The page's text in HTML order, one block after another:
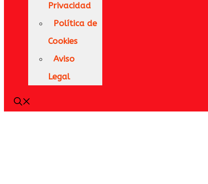
Privacidad
Política de
Cookies
Aviso
Legal